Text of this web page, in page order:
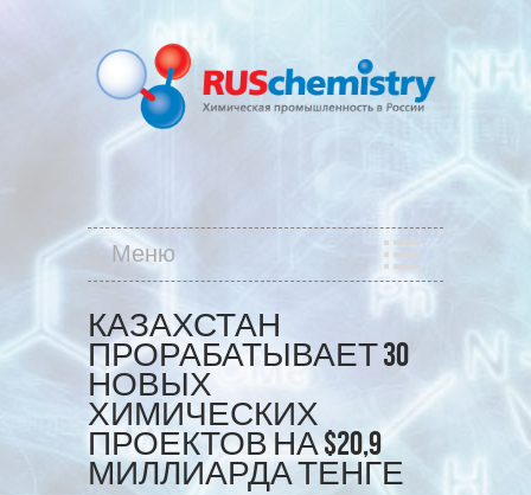
Меню
КАЗАХСТАН
ПРОРАБАТЫВАЕТ 30
НОВЫХ
ХИМИЧЕСКИХ
ПРОЕКТОВ НА $20,9
МИЛЛИАРДА ТЕНГЕ